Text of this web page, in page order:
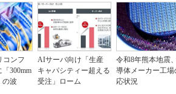
コンフ
300mm
の波
AIサーバ向け「生産
キャパシティー超える
受注」ローム
令和8年熊本地震
導体メーカー工場
応状況